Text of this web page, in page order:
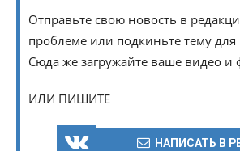
Отправьте свою новость в
проблеме или подкиньте тему
Сюда же загружайте ваше видео и
ИЛИ ПИШИТЕ
НАПИСАТЬ В